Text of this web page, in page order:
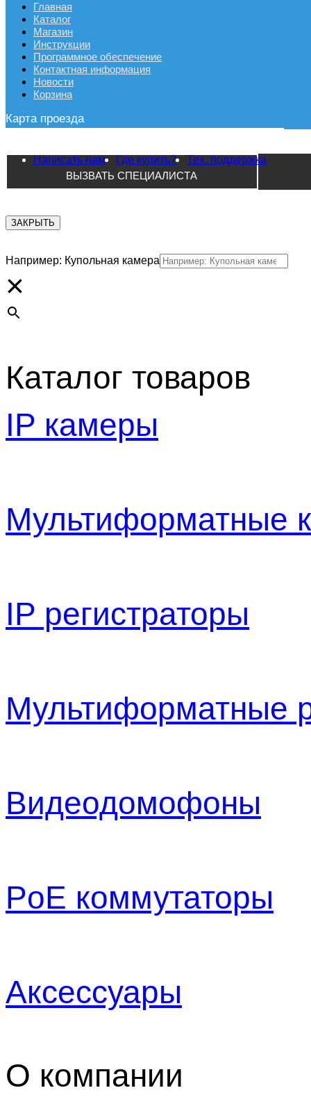
Главная
Каталог
Магазин
Инструкции
Программное обеспечение
Контактная информация
Новости
Корзина
Карта проезда
Написать нам Где купить?
Тех. поддержка
ВЫЗВАТЬ СПЕЦИАЛИСТА
ЗАКРЫТЬ
Например: Купольная камера
×
Каталог товаров
IP камеры
Мультиформатные
IP регистраторы
Мультиформатные
Видеодомофоны
PoE коммутаторы
Аксессуары
О компании